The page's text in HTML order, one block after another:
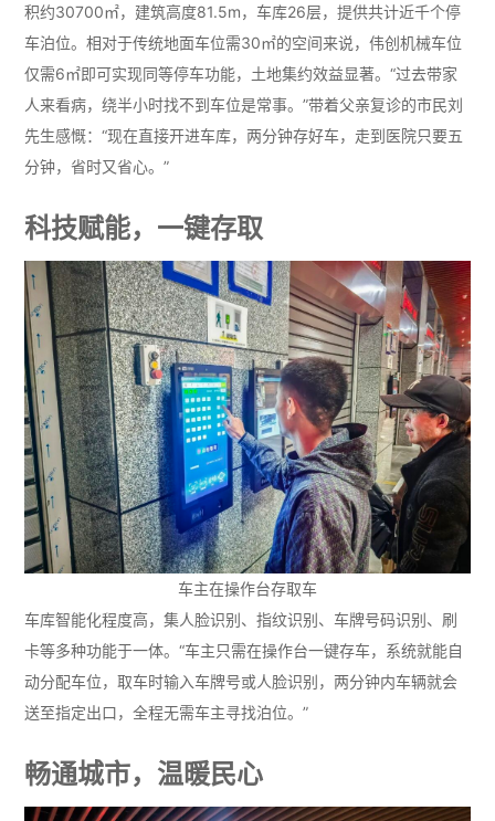
积约30700㎡，建筑高度81.5m，车库26层，提供共计近千个停
车泊位。相对于传统地面车位需30㎡的空间来说，伟创机械车位
仅需6㎡即可实现同等停车功能，土地集约效益显著。“过去带家
人来看病，绕半小时找不到车位是常事。”带着父亲复诊的市民刘
先生感慨：“现在直接开进车库，两分钟存好车，走到医院只要五
分钟，省时又省心。”
科技赋能，一键存取
车主在操作台存取车
车库智能化程度高，集人脸识别、指纹识别、车牌号码识别、刷
卡等多种功能于一体。“车主只需在操作台一键存车，系统就能自
动分配车位，取车时输入车牌号或人脸识别，两分钟内车辆就会
送至指定出口，全程无需车主寻找泊位。”
畅通城市，温暖民心